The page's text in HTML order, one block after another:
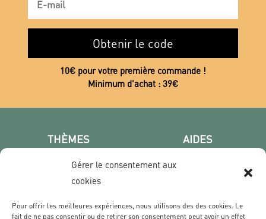
Gérer le consentement aux
cookies
Pour offrir les meilleures expériences, nous utilisons des des cookies. Le
fait de ne pas consentir ou de retirer son consentement peut avoir un effet
Obtenir le code
10€ pour votre première commande !
Minimum d’achat : 39€
THÈMES
Poster photo
Les villes
Film & Série
AIDES